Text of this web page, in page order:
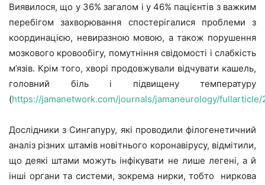
Виявилося, що у 36% загалом і у 46% пацієнтів з важким
перебігом захворювання спостерігалися проблеми з
координацією, невиразною мовою, а також порушення
мозкового кровообігу, помутніння свідомості і слабкість
м’язів. Крім того, хворі продовжували відчувати кашель,
головний біль і підвищену температуру
(https://jamanetwork.com/journals/jamaneurology/
Дослідники з Сингапуру, які проводили філогенетичний
аналіз різних штамів новітнього коронавірусу, відмітили,
що деякі штами можуть інфікувати не лише легені, а й
інші органи та системи, зокрема нирки, тобто ниркова